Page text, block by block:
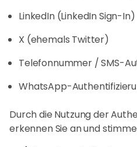
LinkedIn (LinkedIn Sign-In)
X (ehemals Twitter)
Telefonnummer / SMS-
WhatsApp-
Durch die Nutzung der
erkennen Sie an und